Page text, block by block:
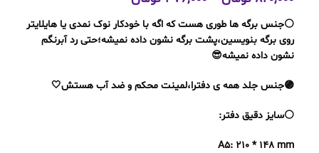
⚪️جنس برگه ها طوری هست که اگه با خودکار نوک نمدی یا هایلایتر
روی برگه بنویسین،پشت برگه نشون داده نمیشه؛حتی رد آبرنگم
نشون داده نمیشه😎
🟣جنس جلد همه ی دفترا،لمینت محکم و ضد آب هستش🤍
⚪️سایز دقیق دفتر:
A5: 210 * 148 mm